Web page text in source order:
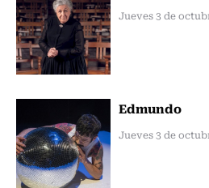
Jueves 3 de
Edmundo
Jueves 3 de